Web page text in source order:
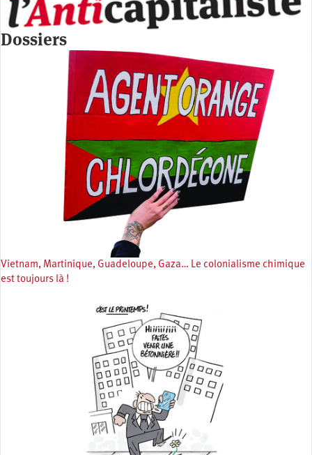
Dossiers
Vietnam, Martinique, Guadeloupe, Gaza… Le colonialisme chimique
est toujours là !